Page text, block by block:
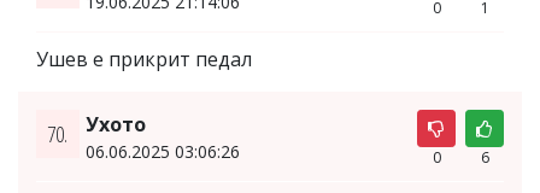
0 1
Ушев е прикрит педал
70. Ухото
06.06.2025 03:06:26 0 6